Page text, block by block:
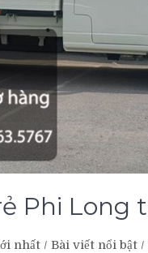
Phi Long
nhất / Bài viết nổi bật /